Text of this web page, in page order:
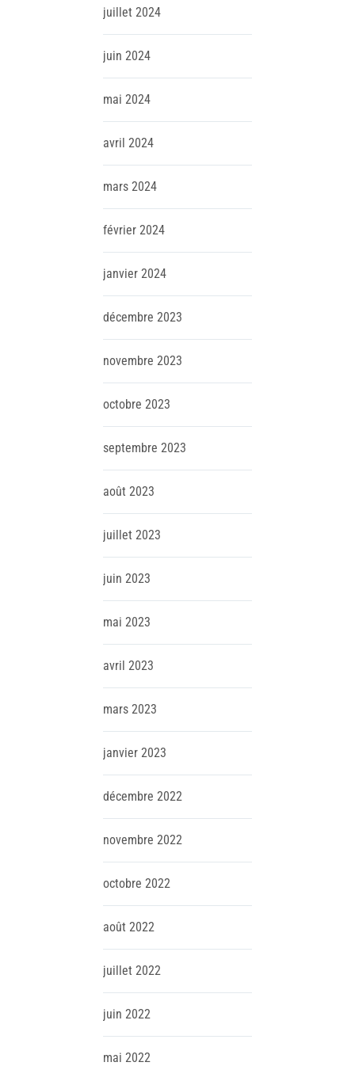
juillet 2024
juin 2024
mai 2024
avril 2024
mars 2024
février 2024
janvier 2024
décembre 2023
novembre 2023
octobre 2023
septembre 2023
août 2023
juillet 2023
juin 2023
mai 2023
avril 2023
mars 2023
janvier 2023
décembre 2022
novembre 2022
octobre 2022
août 2022
juillet 2022
juin 2022
mai 2022